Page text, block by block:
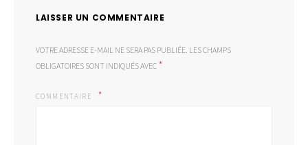
LAISSER UN COMMENTAIRE
VOTRE ADRESSE E-MAIL NE SERA PAS PUBLIÉE. LES CHAMPS
OBLIGATOIRES SONT INDIQUÉS AVEC *
COMMENTAIRE